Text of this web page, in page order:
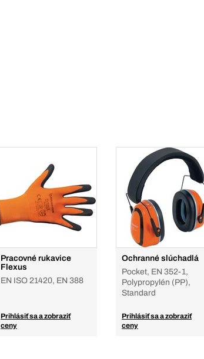
Pracovné rukavice
Flexus
EN ISO 21420, EN 388
Prihlásiť sa a zobraziť
ceny
Ochranné slúchadlá
Pocket, EN 352-1,
Polypropylén (PP),
Standard
Prihlásiť sa a zobraziť
ceny